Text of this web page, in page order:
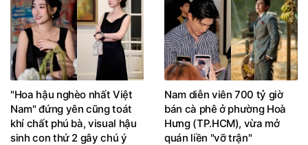
"Hoa hậu nghèo nhất Việt
Nam" đứng yên cũng toát
khí chất phú bà, visual hậu
sinh con thứ 2 gây chú ý
Nam diễn viên 700 tỷ giờ
bán cà phê ở phường Hoà
Hưng (TP.HCM), vừa mở
quán liền "vỡ trận"